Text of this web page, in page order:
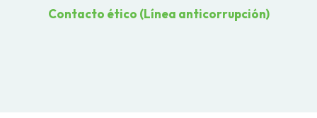
Contacto ético (Línea anticorrupción)